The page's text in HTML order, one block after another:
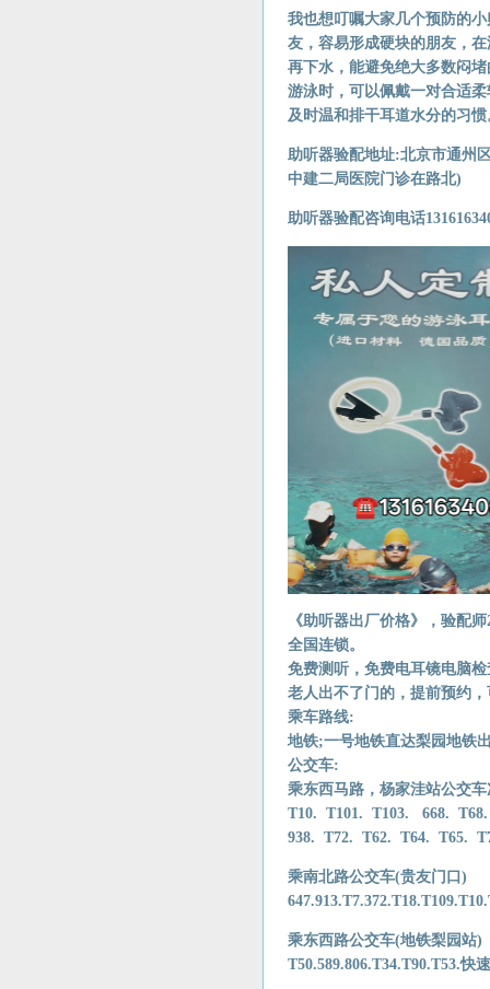
我也想叮嘱大家几个预防的
友，容易形成硬块的朋友，
再下水，能避免绝大多数闷
游泳时，可以佩戴一对合适
及时温和排干耳道水分的习
助听器验配地址:北京市通州
中建二局医院门诊在路北)
助听器验配咨询电话
《助听器出厂价格》，验配
全国连锁。
免费测听，免费电耳镜电脑
老人出不了门的，提前预约
乘车路线:
地铁;一号地铁直达梨园地铁
公交车:
乘东西马路，杨家洼站公交
T10. T101. T103. 668.
938. T72. T62. T64. T65.
乘南北路公交车(贵友门口)
乘东西路公交车(地铁梨园站)
T50.589.806.T34.T90.T53.快